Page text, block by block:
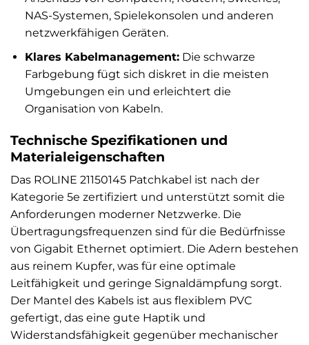
NAS-Systemen, Spielekonsolen und anderen
netzwerkfähigen Geräten.
Klares Kabelmanagement:Die schwarze
Farbgebung fügt sich diskret in die meisten
Umgebungen ein und erleichtert die
Organisation von Kabeln.
Technische Spezifikationen und
Materialeigenschaften
Das ROLINE 21150145 Patchkabel ist nach der
Kategorie 5e zertifiziert und unterstützt somit die
Anforderungen moderner Netzwerke. Die
Übertragungsfrequenzen sind für die Bedürfnisse
von Gigabit Ethernet optimiert. Die Adern bestehen
aus reinem Kupfer, was für eine optimale
Leitfähigkeit und geringe Signaldämpfung sorgt.
Der Mantel des Kabels ist aus flexiblem PVC
gefertigt, das eine gute Haptik und
Widerstandsfähigkeit gegenüber mechanischer